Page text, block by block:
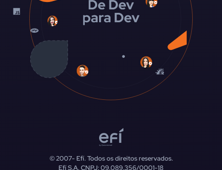
© 2007-Efí. Todos os direitos reservados.
Efí S.A. CNPJ: 09.089.356/0001-18